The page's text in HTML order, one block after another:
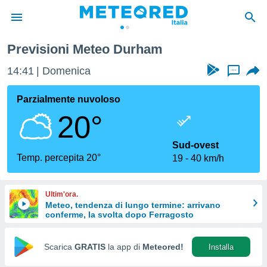
di
per
le
di
Web
Previsioni Meteo Durham
14:41 Domenica ...
Parzialmente nuvoloso
20°
Temp. percepita 20°
Sud-ovest
19
40 km/h
Ultim'ora.
Meteo, tendenza di lungo termine: arrivano
conferme, la svolta dopo Ferragosto
Scarica GRATIS la app di Meteored! Installa